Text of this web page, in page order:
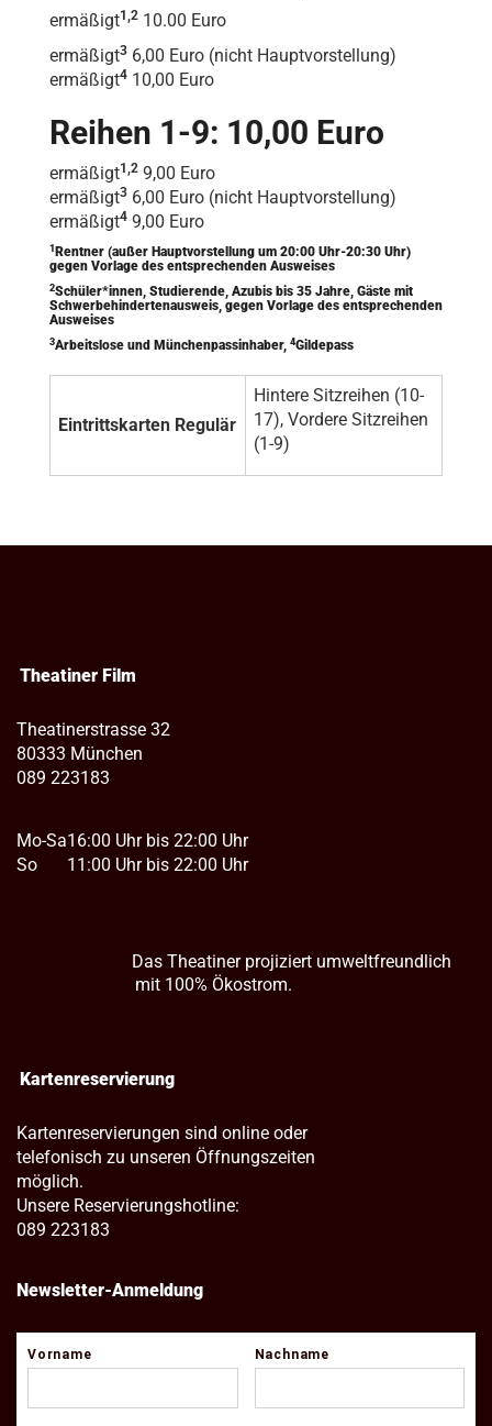
ermäßigt1,2 10.00 Euro
ermäßigt3 6,00 Euro (nicht Hauptvorstellung)
ermäßigt4 10,00 Euro
Reihen 1-9: 10,00 Euro
ermäßigt1,2 9,00 Euro
ermäßigt3 6,00 Euro (nicht Hauptvorstellung)
ermäßigt4 9,00 Euro
1 Rentner (außer Hauptvorstellung um 20:00 Uhr-20:30 Uhr)
gegen Vorlage des entsprechenden Ausweises
2Schüler*innen, Studierende, Azubis bis 35 Jahre, Gäste mit
Schwerbehindertenausweis, gegen Vorlage des entsprechenden
Ausweises
3Arbeitslose und Münchenpassinhaber, 4Gildepass
Eintrittskarten Regulär
Hintere Sitzreihen (10-
17), Vordere Sitzreihen
(1-9)
Theatiner Film
Theatinerstrasse 32
80333 München
089 223183
Mo-Sa
So
16:00 Uhr bis 22:00 Uhr
11:00 Uhr bis 22:00 Uhr
Das Theatiner projiziert umweltfreundlich
mit 100% Ökostrom.
Kartenreservierung
Kartenreservierungen sind online oder
telefonisch zu unseren Öffnungszeiten
möglich.
Unsere Reservierungshotline:
089 223183
Newsletter-Anmeldung